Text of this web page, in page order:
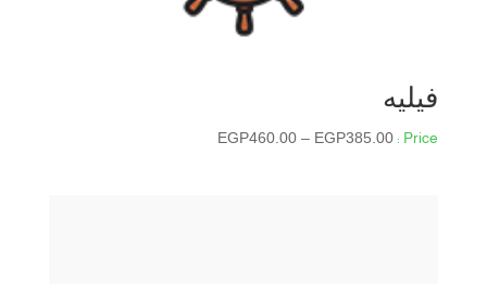
فيليه
EGP385.00
–
EGP460.00
نطاق